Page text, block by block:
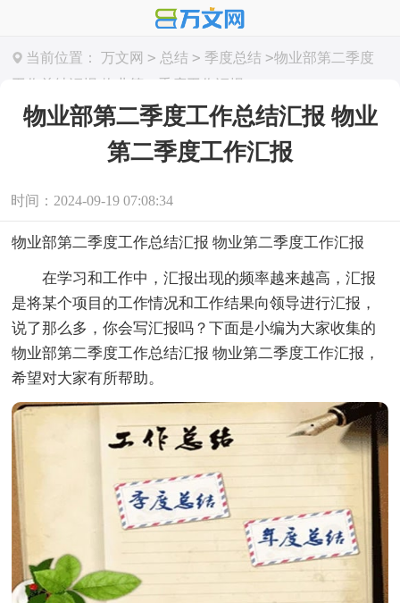
当前位置： 万文网 > 总结 > 季度总结 >物业部第二季度
工作总结汇报 物业第二季度工作汇报
物业部第二季度工作总结汇报 物业
第二季度工作汇报
时间：2024-09-19 07:08:34
物业部第二季度工作总结汇报 物业第二季度工作汇报
在学习和工作中，汇报出现的频率越来越高，汇报
是将某个项目的工作情况和工作结果向领导进行汇报，
说了那么多，你会写汇报吗？下面是小编为大家收集的
物业部第二季度工作总结汇报 物业第二季度工作汇报，
希望对大家有所帮助。